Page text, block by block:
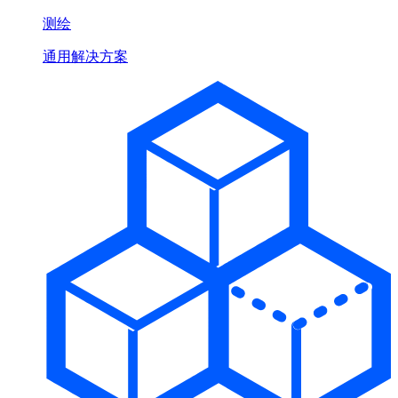
测绘
通用解决方案